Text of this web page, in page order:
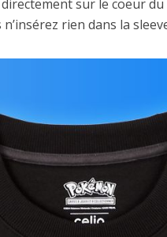
sur le coeur
rien dans la